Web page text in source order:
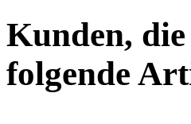
Kunden,
folgende